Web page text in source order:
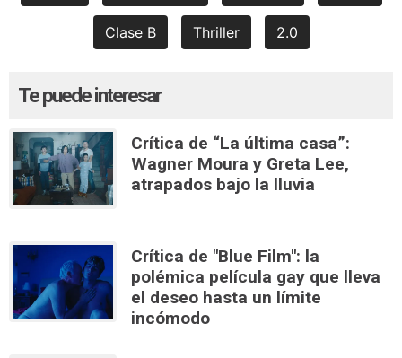
Clase B Thriller 2.0
Te puede interesar
Crítica de “La última casa”:
Wagner Moura y Greta Lee,
atrapados bajo la lluvia
Crítica de "Blue Film": la
polémica película gay que lleva
el deseo hasta un límite
incómodo